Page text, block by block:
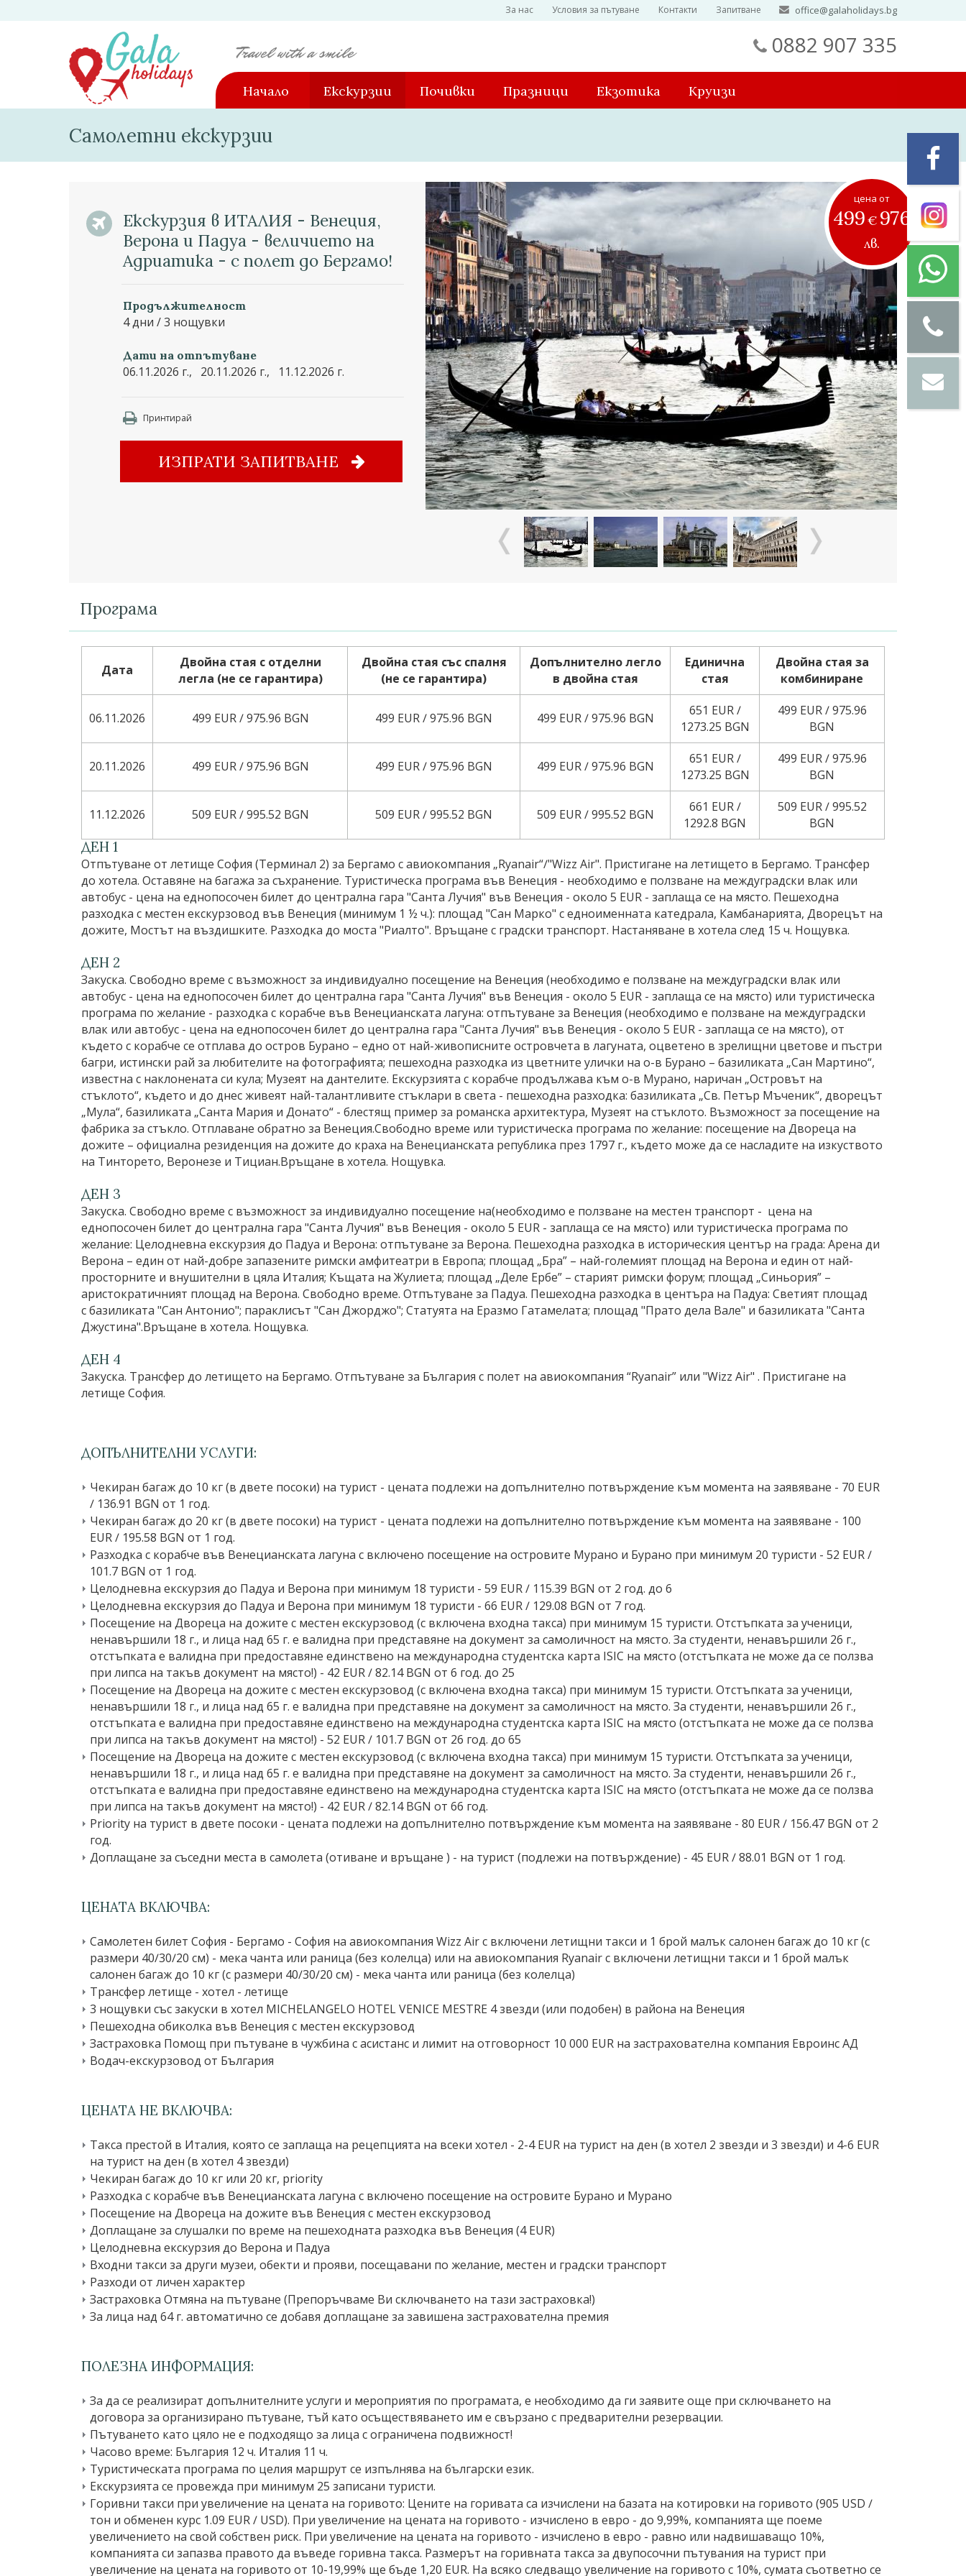
office@galaholidays.bg
За нас Условия за пътуване Контакти Запитване
0882 907 335
Начало Екскурзии Почивки Празници Екзотика Круизи
Самолетни екскурзии
Екскурзия в ИТАЛИЯ - Венеция,
Верона и Падуа - величието на
Адриатика - с полет до Бергамо!
Продължителност
4 дни / 3 нощувки
Дати на отпътуване
06.11.2026 г., 20.11.2026 г., 11.12.2026 г.
Принтирай
ИЗПРАТИ ЗАПИТВАНЕ
цена от
499€ 976
лв.
Програма
Дата
Двойна стая с отделни
легла (не се гарантира)
Двойна стая със спалня
(не се гарантира)
Допълнително легло
в двойна стая
Единична
стая
Двойна стая за
комбиниране
06.11.2026 499 EUR ∕ 975.96 BGN 499 EUR ∕ 975.96 BGN 499 EUR ∕ 975.96 BGN
651 EUR ∕
1273.25 BGN
499 EUR ∕ 975.96
BGN
20.11.2026 499 EUR ∕ 975.96 BGN 499 EUR ∕ 975.96 BGN 499 EUR ∕ 975.96 BGN
651 EUR ∕
1273.25 BGN
499 EUR ∕ 975.96
BGN
11.12.2026 509 EUR ∕ 995.52 BGN 509 EUR ∕ 995.52 BGN 509 EUR ∕ 995.52 BGN
661 EUR ∕
1292.8 BGN
509 EUR ∕ 995.52
BGN
ДЕН 1
Отпътуване от летище София (Терминал 2) за Бергамо с авиокомпания „Ryanair“∕"Wizz Air". Пристигане на летището в Бергамо. Трансфер
до хотела. Оставяне на багажа за съхранение. Туристическа програма във Венеция - необходимо е ползване на междуградски влак или
автобус - цена на еднопосочен билет до централна гара "Санта Лучия" във Венеция - около 5 EUR - заплаща се на място. Пешеходна
разходка с местен екскурзовод във Венеция (минимум 1 ½ ч.): площад "Сан Марко" с едноименната катедрала, Камбанарията, Дворецът на
дожите, Мостът на въздишките. Разходка до моста "Риалто". Връщане с градски транспорт. Настаняване в хотела след 15 ч. Нощувка.
ДЕН 2
Закуска. Свободно време с възможност за индивидуално посещение на Венеция (необходимо е ползване на междуградски влак или
автобус - цена на еднопосочен билет до централна гара "Санта Лучия" във Венеция - около 5 EUR - заплаща се на място) или туристическа
програма по желание - разходка с корабче във Венецианската лагуна: отпътуване за Венеция (необходимо е ползване на междуградски
влак или автобус - цена на еднопосочен билет до централна гара "Санта Лучия" във Венеция - около 5 EUR - заплаща се на място), от
където с корабче се отплава до остров Бурано – едно от най-живописните островчета в лагуната, оцветено в зрелищни цветове и пъстри
багри, истински рай за любителите на фотографията; пешеходна разходка из цветните улички на о-в Бурано – базиликата „Сан Мартино“,
известна с наклонената си кула; Музеят на дантелите. Екскурзията с корабче продължава към о-в Мурано, наричан „Островът на
стъклото“, където и до днес живеят най-талантливите стъклари в света - пешеходна разходка: базиликата „Св. Петър Мъченик“, дворецът
„Мула“, базиликата „Санта Мария и Донато“ - блестящ пример за романска архитектура, Музеят на стъклото. Възможност за посещение на
фабрика за стъкло. Отплаване обратно за Венеция.Свободно време или туристическа програма по желание: посещение на Двореца на
дожите – официална резиденция на дожите до краха на Венецианската република през 1797 г., където може да се насладите на изкуството
на Тинторето, Веронезе и Тициан.Връщане в хотела. Нощувка.
ДЕН 3
Закуска. Свободно време с възможност за индивидуално посещение на(необходимо е ползване на местен транспорт - цена на
еднопосочен билет до централна гара "Санта Лучия" във Венеция - около 5 EUR - заплаща се на място) или туристическа програма по
желание: Целодневна екскурзия до Падуа и Верона: отпътуване за Верона. Пешеходна разходка в историческия център на града: Арена ди
Верона – един от най-добре запазените римски амфитеатри в Европа; площад „Бра” – най-големият площад на Верона и един от най-
просторните и внушителни в цяла Италия; Къщата на Жулиета; площад „Деле Ербе” – старият римски форум; площад „Синьория” –
аристократичният площад на Верона. Свободно време. Отпътуване за Падуа. Пешеходна разходка в центъра на Падуа: Светият площад
с базиликата "Сан Антонио"; параклисът "Сан Джорджо"; Статуята на Еразмо Гатамелата; площад "Прато дела Вале" и базиликата "Санта
Джустина".Връщане в хотела. Нощувка.
ДЕН 4
Закуска. Трансфер до летището на Бергамо. Отпътуване за България с полет на авиокомпания “Ryanair” или "Wizz Air" . Пристигане на
летище София.
ДОПЪЛНИТЕЛНИ УСЛУГИ:
Чекиран багаж до 10 кг (в двете посоки) на турист - цената подлежи на допълнително потвърждение към момента на заявяване - 70 EUR
∕ 136.91 BGN от 1 год.
Чекиран багаж до 20 кг (в двете посоки) на турист - цената подлежи на допълнително потвърждение към момента на заявяване - 100
EUR ∕ 195.58 BGN от 1 год.
Разходка с корабче във Венецианската лагуна с включено посещение на островите Мурано и Бурано при минимум 20 туристи - 52 EUR ∕
101.7 BGN от 1 год.
Целодневна екскурзия до Падуа и Верона при минимум 18 туристи - 59 EUR ∕ 115.39 BGN от 2 год. до 6
Целодневна екскурзия до Падуа и Верона при минимум 18 туристи - 66 EUR ∕ 129.08 BGN от 7 год.
Посещение на Двореца на дожите с местен екскурзовод (с включена входна такса) при минимум 15 туристи. Отстъпката за ученици,
ненавършили 18 г., и лица над 65 г. е валидна при представяне на документ за самоличност на място. За студенти, ненавършили 26 г.,
отстъпката е валидна при предоставяне единствено на международна студентска карта ISIC на място (отстъпката не може да се ползва
при липса на такъв документ на място!) - 42 EUR ∕ 82.14 BGN от 6 год. до 25
Посещение на Двореца на дожите с местен екскурзовод (с включена входна такса) при минимум 15 туристи. Отстъпката за ученици,
ненавършили 18 г., и лица над 65 г. е валидна при представяне на документ за самоличност на място. За студенти, ненавършили 26 г.,
отстъпката е валидна при предоставяне единствено на международна студентска карта ISIC на място (отстъпката не може да се ползва
при липса на такъв документ на място!) - 52 EUR ∕ 101.7 BGN от 26 год. до 65
Посещение на Двореца на дожите с местен екскурзовод (с включена входна такса) при минимум 15 туристи. Отстъпката за ученици,
ненавършили 18 г., и лица над 65 г. е валидна при представяне на документ за самоличност на място. За студенти, ненавършили 26 г.,
отстъпката е валидна при предоставяне единствено на международна студентска карта ISIC на място (отстъпката не може да се ползва
при липса на такъв документ на място!) - 42 EUR ∕ 82.14 BGN от 66 год.
Priority на турист в двете посоки - цената подлежи на допълнително потвърждение към момента на заявяване - 80 EUR ∕ 156.47 BGN от 2
год.
Доплащане за съседни места в самолета (отиване и връщане ) - на турист (подлежи на потвърждение) - 45 EUR ∕ 88.01 BGN от 1 год.
ЦЕНАТА ВКЛЮЧВА:
Самолетен билет София - Бергамо - София на авиокомпания Wizz Air с включени летищни такси и 1 брой малък салонен багаж до 10 кг (с
размери 40∕30∕20 см) - мека чанта или раница (без колелца) или на авиокомпания Ryanair с включени летищни такси и 1 брой малък
салонен багаж до 10 кг (с размери 40∕30∕20 см) - мека чанта или раница (без колелца)
Трансфер летище - хотел - летище
3 нощувки със закуски в хотел MICHELANGELO HOTEL VENICE MESTRE 4 звезди (или подобен) в района на Венеция
Пешеходна обиколка във Венеция с местен екскурзовод
Застраховка Помощ при пътуване в чужбина с асистанс и лимит на отговорност 10 000 EUR на застрахователна компания Евроинс АД
Водач-екскурзовод от България
ЦЕНАТА НЕ ВКЛЮЧВА:
Такса престой в Италия, която се заплаща на рецепцията на всеки хотел - 2-4 EUR на турист на ден (в хотел 2 звезди и 3 звезди) и 4-6 EUR
на турист на ден (в хотел 4 звезди)
Чекиран багаж до 10 кг или 20 кг, priority
Разходка с корабче във Венецианската лагуна с включено посещение на островите Бурано и Мурано
Посещение на Двореца на дожите във Венеция с местен екскурзовод
Доплащане за слушалки по време на пешеходната разходка във Венеция (4 EUR)
Целодневна екскурзия до Верона и Падуа
Входни такси за други музеи, обекти и прояви, посещавани по желание, местен и градски транспорт
Разходи от личен характер
Застраховка Отмяна на пътуване (Препоръчваме Ви сключването на тази застраховка!)
За лица над 64 г. автоматично се добавя доплащане за завишена застрахователна премия
ПОЛЕЗНА ИНФОРМАЦИЯ:
За да се реализират допълнителните услуги и мероприятия по програмата, е необходимо да ги заявите още при сключването на
договора за организирано пътуване, тъй като осъществяването им е свързано с предварителни резервации.
Пътуването като цяло не е подходящо за лица с ограничена подвижност!
Часово време: България 12 ч. Италия 11 ч.
Туристическата програма по целия маршрут се изпълнява на български език.
Екскурзията се провежда при минимум 25 записани туристи.
Горивни такси при увеличение на цената на горивото: Цените на горивата са изчислени на базата на котировки на горивото (905 USD ∕
тон и обменен курс 1.09 EUR ∕ USD). При увеличение на цената на горивото - изчислено в евро - до 9,99%, компанията ще поеме
увеличението на свой собствен риск. При увеличение на цената на горивото - изчислено в евро - равно или надвишаващо 10%,
компанията си запазва правото да въведе горивна такса. Размерът на горивната такса за двупосочни пътувания на турист при
увеличение на цената на горивото от 10-19,99% ще бъде 1,20 EUR. На всяко следващо увеличение на горивото с 10%, сумата съответно се